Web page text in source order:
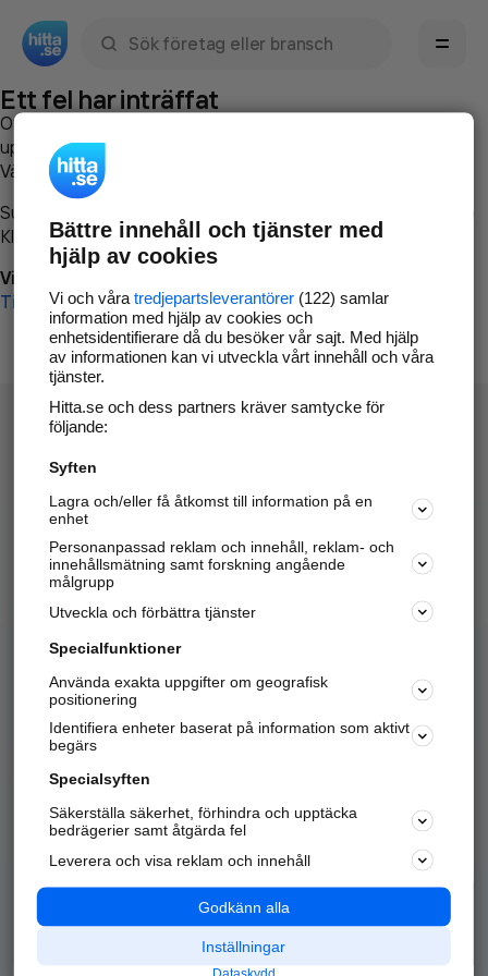
Ett fel har inträffat
Om du vill kan du
uppstod så att vi lättare och snabbare kan avhjälpa det.
Vänligen försök med följande:
Surfa till
Klicka påTillbaka-knappen i webbläsaren och försök igen
Vi beklagar besväret!
Till startsidan
Hitta.se - Gratis nummerupplysning.
Sök företag, personer och platser.
Hitta telefonnummer, adresser, företagsinfo mm.
Marknadsför företaget
Kom igång och annonsera mot
samarbetspartners nära dig.
Alla kategorier
Populära sökningar
API & Kartor
Annonsera
Integritet
Nödnummer
Bättre innehåll och tjänster med
hjälp av cookies
Vi och våra tredjepartsleverantörer(122) samlar
information med hjälp av cookies och
enhetsidentifierare då du besöker vår sajt. Med hjälp
av informationen kan vi utveckla vårt innehåll och våra
tjänster.
Hitta.se och dess partners kräver samtycke för
följande:
Syften
Lagra och/eller få åtkomst till information på en
enhet
Personanpassad reklam och innehåll, reklam- och
innehållsmätning samt forskning angående
målgrupp
Utveckla och förbättra tjänster
Specialfunktioner
Använda exakta uppgifter om geografisk
positionering
Identifiera enheter baserat på information som aktivt
begärs
Specialsyften
Säkerställa säkerhet, förhindra och upptäcka
bedrägerier samt åtgärda fel
Leverera och visa reklam och innehåll
Godkänn alla
Inställningar
Dataskydd